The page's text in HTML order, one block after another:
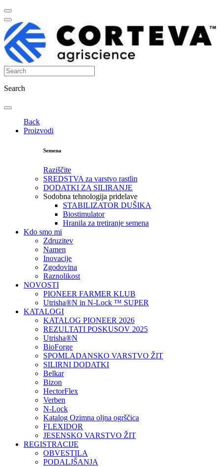
Search
Back
Proizvodi
Semena
Raziščite
SREDSTVA za varstvo rastlin
DODATKI ZA SILIRANJE
Sodobna tehnologija pridelave
STABILIZATOR DUŠIKA
Biostimulator
Hranila za tretiranje semena
Kdo smo mi
Zdruzitev
Namen
Inovacije
Zgodovina
Raznolikost
NOVOSTI
PIONEER FARMER KLUB
Utrisha®N in N-Lock ™ SUPER
KATALOGI
KATALOG PIONEER 2026
REZULTATI POSKUSOV 2025
Utrisha®N
BioForge
SPOMLADANSKO VARSTVO ŽIT
SILIRNI DODATKI
Belkar
Bizon
HectorFlex
Verben
N-Lock
Katalog Ozimna oljna ogrščica
FLEXIDOR
JESENSKO VARSTVO ŽIT
REGISTRACIJE
OBVESTILA
PODALJŠANJA